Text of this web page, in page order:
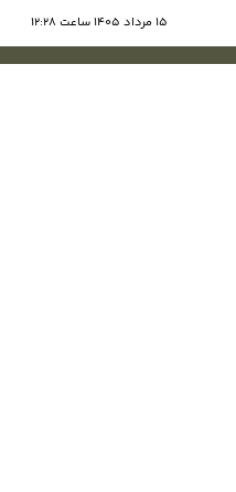
15 مرداد 1405 ساعت 12:28